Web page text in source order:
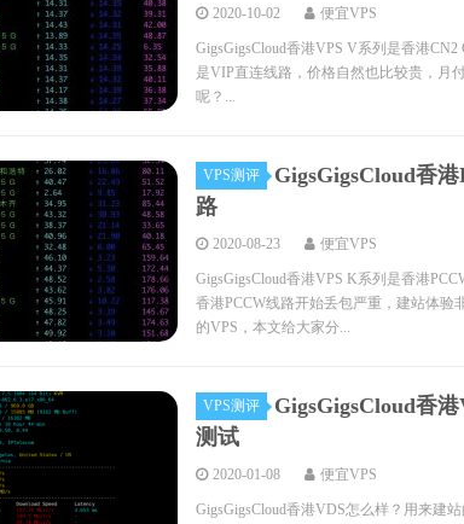
2020-10-02 便宜VPS
GigsGigsCloud香港VPS V系列是香港
是VIP直连线路，价格自然也比较贵，月
呢？...
VPS测评
GigsGigsCloud香
路
2020-08-23 便宜VPS
GigsGigsCloud香港VPS K系列是香港
香港PCCW线路开始丢包严重，建站体验
的VPS，本文给大家分...
VPS测评
GigsGigsCloud香
测试
2020-01-08 便宜VPS
GigsGigsCloud香港VDS怎么样？用来建